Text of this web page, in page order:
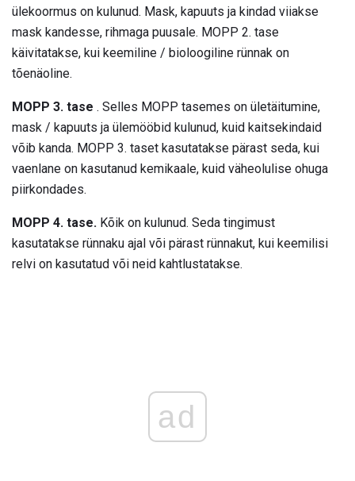
ülekoormus on kulunud. Mask, kapuuts ja kindad viiakse
mask kandesse, rihmaga puusale. MOPP 2. tase
käivitatakse, kui keemiline / bioloogiline rünnak on
tõenäoline.
MOPP 3. tase . Selles MOPP tasemes on ületäitumine,
mask / kapuuts ja ülemööbid kulunud, kuid kaitsekindaid
võib kanda. MOPP 3. taset kasutatakse pärast seda, kui
vaenlane on kasutanud kemikaale, kuid väheolulise ohuga
piirkondades.
MOPP 4. tase. Kõik on kulunud. Seda tingimust
kasutatakse rünnaku ajal või pärast rünnakut, kui keemilisi
relvi on kasutatud või neid kahtlustatakse.
ad